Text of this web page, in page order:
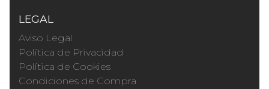
LEGAL
Aviso Legal
Política de Privacidad
Política de Cookies
Condiciones de Compra